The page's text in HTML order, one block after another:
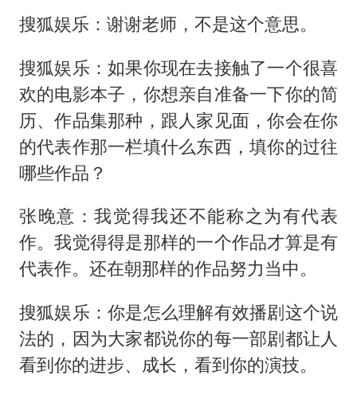
搜狐娱乐：谢谢老师，不是这个意思。
搜狐娱乐：如果你现在去接触了一个很喜
欢的电影本子，你想亲自准备一下你的简
历、作品集那种，跟人家见面，你会在你
的代表作那一栏填什么东西，填你的过往
哪些作品？
张晚意：我觉得我还不能称之为有代表
作。我觉得得是那样的一个作品才算是有
代表作。还在朝那样的作品努力当中。
搜狐娱乐：你是怎么理解有效播剧这个说
法的，因为大家都说你的每一部剧都让人
看到你的进步、成长，看到你的演技。